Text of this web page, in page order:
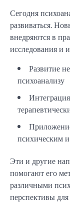
Сегодня
развиваться.
внедряются в
исследования и
Развитие
психоанализу
психическим
Эти и другие
помогают его
различными
перспективы